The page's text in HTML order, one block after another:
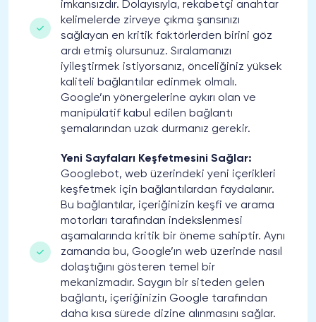
imkansızdır. Dolayısıyla, rekabetçi anahtar
kelimelerde zirveye çıkma şansınızı
sağlayan en kritik faktörlerden birini göz
ardı etmiş olursunuz. Sıralamanızı
iyileştirmek istiyorsanız, önceliğiniz yüksek
kaliteli bağlantılar edinmek olmalı.
Google’ın yönergelerine aykırı olan ve
manipülatif kabul edilen bağlantı
şemalarından uzak durmanız gerekir.
Yeni Sayfaları Keşfetmesini Sağlar:
Googlebot, web üzerindeki yeni içerikleri
keşfetmek için bağlantılardan faydalanır.
Bu bağlantılar, içeriğinizin keşfi ve arama
motorları tarafından indekslenmesi
aşamalarında kritik bir öneme sahiptir. Aynı
zamanda bu, Google’ın web üzerinde nasıl
dolaştığını gösteren temel bir
mekanizmadır. Saygın bir siteden gelen
bağlantı, içeriğinizin Google tarafından
daha kısa sürede dizine alınmasını sağlar.